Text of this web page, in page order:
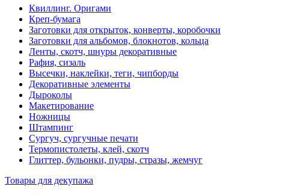
Квиллинг. Оригами
Креп-бумага
Заготовки для открыток, конверты, коробочки
Заготовки для альбомов, блокнотов, кольца
Ленты, скотч, шнуры декоративные
Рафия, сизаль
Высечки, наклейки, теги, чипборды
Декоративные элементы
Дыроколы
Макетирование
Ножницы
Штампинг
Сургуч, сургучные печати
Термопистолеты, клей, скотч
Глиттер, бульонки, пудры, стразы, жемчуг
Товары для декупажа